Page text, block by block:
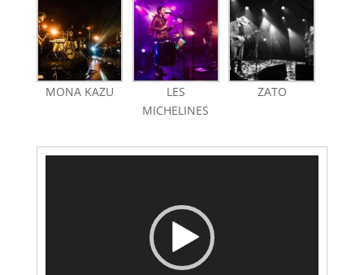
MONA KAZU
LES
MICHELINES
ZATO